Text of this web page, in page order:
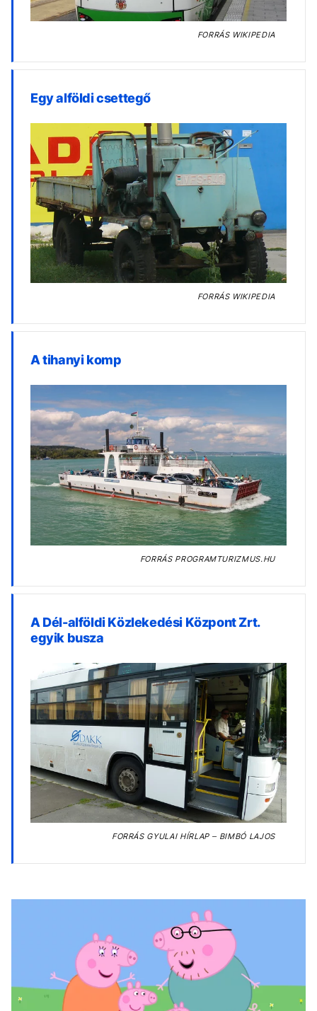
FORRÁSWIKIPEDIA
Egy alföldi csettegő
FORRÁSWIKIPEDIA
A tihanyi komp
FORRÁSPROGRAMTURIZMUS.HU
A Dél-alföldi Közlekedési Központ Zrt.
egyik busza
FORRÁSGYULAI HÍRLAP – BIMBÓ LAJOS